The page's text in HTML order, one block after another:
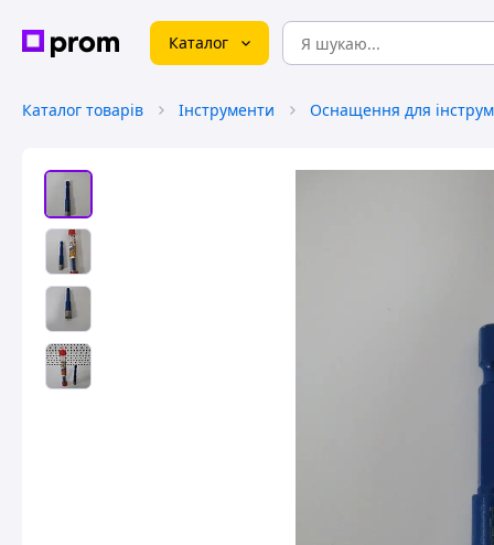
Каталог
Каталог товарів Інструменти Оснащення для